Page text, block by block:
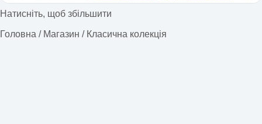
Натисніть, щоб збільшити
Головна / Магазин / Класична колекція